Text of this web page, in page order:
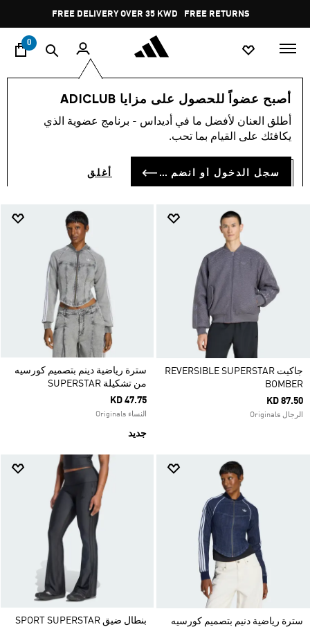
Pause
promotion
rotation
FREE DELIVERY OVER 35 KWD FREE RETURNS
0
أصبح عضواً للحصول على مزايا ADICLUB
أطلق العنان لأفضل ما في أديداس - برنامج عضوية الذي
يكافئك على القيام بما تحب.
سجل الدخول أو انضم الآن أغلق
اسلوب حياة تشكيلات سوبر ستار
CLOTHING (22)
جاكيت REVERSIBLE SUPERSTAR
BOMBER
KD 87.50
الرجال Originals
سترة رياضية دينم بتصميم كورسيه
من تشكيلة SUPERSTAR
KD 47.75
النساء Originals
جديد
سترة رياضية دنيم بتصميم كورسيه
بنطال ضيق SPORT SUPERSTAR